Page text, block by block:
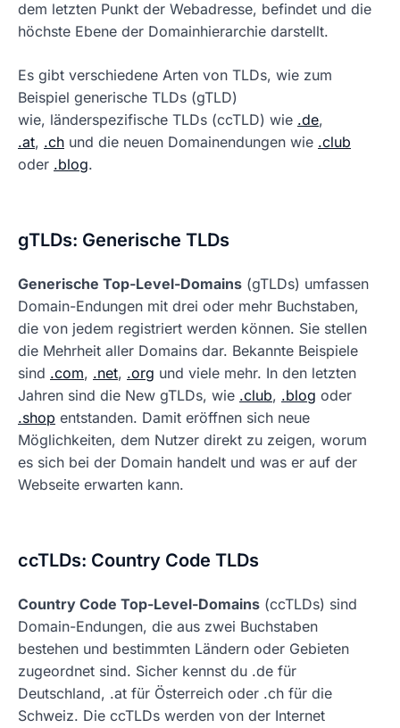
dem letzten Punkt der Webadresse, befindet und die
höchste Ebene der Domainhierarchie darstellt.
Es gibt verschiedene Arten von TLDs, wie zum
Beispiel generische TLDs (gTLD)
wie, länderspezifische TLDs (ccTLD) wie .de,
.at, .ch und die neuen Domainendungen wie .club
oder .blog.
gTLDs: Generische TLDs
Generische Top-Level-Domains (gTLDs) umfassen
Domain-Endungen mit drei oder mehr Buchstaben,
die von jedem registriert werden können. Sie stellen
die Mehrheit aller Domains dar. Bekannte Beispiele
sind .com, .net, .org und viele mehr. In den letzten
Jahren sind die New gTLDs, wie .club, .blog oder
.shop entstanden. Damit eröffnen sich neue
Möglichkeiten, dem Nutzer direkt zu zeigen, worum
es sich bei der Domain handelt und was er auf der
Webseite erwarten kann.
ccTLDs: Country Code TLDs
Country Code Top-Level-Domains (ccTLDs) sind
Domain-Endungen, die aus zwei Buchstaben
bestehen und bestimmten Ländern oder Gebieten
zugeordnet sind. Sicher kennst du .de für
Deutschland, .at für Österreich oder .ch für die
Schweiz. Die ccTLDs werden von der Internet